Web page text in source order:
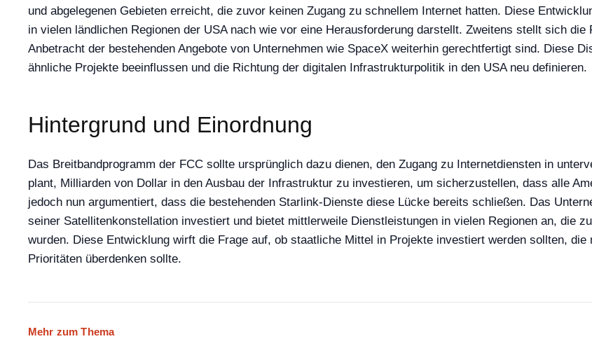
und abgelegenen Gebieten erreicht, die zuvor keinen Zugang zu schnellem Internet hatten. Diese
in vielen ländlichen Regionen der USA nach wie vor eine Herausforderung darstellt. Zweitens stellt sich
Anbetracht der bestehenden Angebote von Unternehmen wie SpaceX weiterhin gerechtfertigt sind. Diese
ähnliche Projekte beeinflussen und die Richtung der digitalen Infrastrukturpolitik in den USA neu definieren.
Hintergrund und Einordnung
Das Breitbandprogramm der FCC sollte ursprünglich dazu dienen, den Zugang zu Internetdiensten in
plant, Milliarden von Dollar in den Ausbau der Infrastruktur zu investieren, um sicherzustellen, dass alle
jedoch nun argumentiert, dass die bestehenden Starlink-Dienste diese Lücke bereits schließen. Das
seiner Satellitenkonstellation investiert und bietet mittlerweile Dienstleistungen in vielen Regionen an, die
wurden. Diese Entwicklung wirft die Frage auf, ob staatliche Mittel in Projekte investiert werden sollten,
Prioritäten überdenken sollte.
Mehr zum Thema